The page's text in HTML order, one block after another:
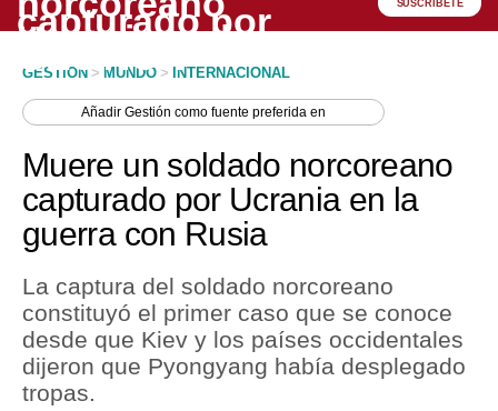
Economía
Mercados
Política
Tu Dinero
Finanzas Personales
SUSCRÍBETE
GESTION > MUNDO > INTERNACIONAL
AñadirGestión como fuente preferida en
Muere un soldado norcoreano
capturado por Ucrania en la
guerra con Rusia
La captura del soldado norcoreano
constituyó el primer caso que se conoce
desde que Kiev y los países occidentales
dijeron que Pyongyang había desplegado
tropas.